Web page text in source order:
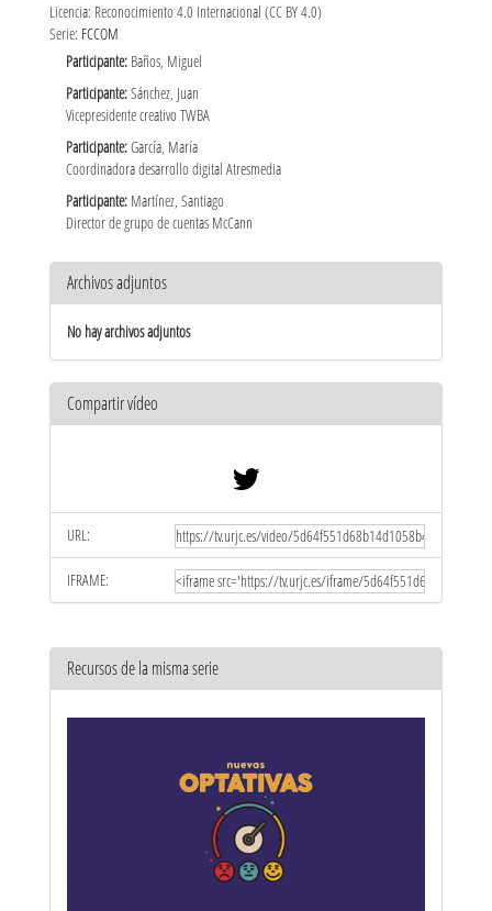
Licencia: Reconocimiento 4.0 Internacional (CC BY 4.0)
Serie: FCCOM
Participante: Baños, Miguel
Participante:Sánchez, Juan
Vicepresidente creativo TWBA
Participante:García, María
Coordinadora desarrollo digital Atresmedia
Participante: Martínez, Santiago
Director de grupo de cuentas McCann
Archivos adjuntos
No hay archivos adjuntos
Compartir vídeo
URL:
IFRAME:
Recursos de la misma serie